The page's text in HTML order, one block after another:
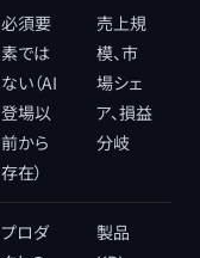
必須要
素では
ない（AI
登場以
前から
存在）
売上規
模、市
場シェ
ア、損益
分岐
プロダ
製品